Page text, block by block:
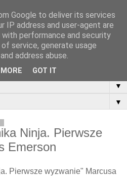
▼
▼
Ninja. Pierwsze
Emerson
Pierwsze wyzwanie" Marcusa
Google to deliver its services
IP address and user-agent are
performance and security
service, generate usage
address abuse.
GOT IT